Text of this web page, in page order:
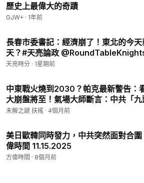
歷史上最偉大的奇蹟
GJW+ · 1年前
長春市委書記：經濟崩了！東北的今
天？#天亮論政
天亮時分 · 1星期前
中東戰火燒到2030？帕克最新警告：
大崩盤將至！氣場大師斷言：中共「
覆滅 黨魁大限到了！｜#未解之謎 扶搖
未解之謎 扶搖 · 4個月前
美日歐韓同時發力，中共突然面對合圍；
偉時間 11.15.2025​⁠ ​⁠
方偉時間 · 8個月前